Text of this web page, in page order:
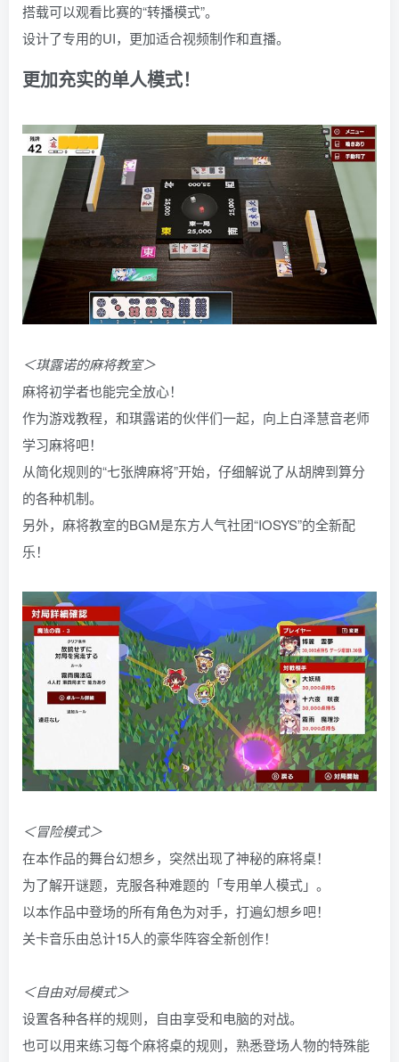
搭载可以观看比赛的“转播模式”。
设计了专用的UI，更加适合视频制作和直播。
更加充实的单人模式！
＜琪露诺的麻将教室＞
麻将初学者也能完全放心！
作为游戏教程，和琪露诺的伙伴们一起，向上白泽慧音老师
学习麻将吧！
从简化规则的“七张牌麻将”开始，仔细解说了从胡牌到算分
的各种机制。
另外，麻将教室的BGM是东方人气社团“IOSYS”的全新配
乐！
＜冒险模式＞
在本作品的舞台幻想乡，突然出现了神秘的麻将桌！
为了解开谜题，克服各种难题的「专用单人模式」。
以本作品中登场的所有角色为对手，打遍幻想乡吧！
关卡音乐由总计15人的豪华阵容全新创作！
＜自由对局模式＞
设置各种各样的规则，自由享受和电脑的对战。
也可以用来练习每个麻将桌的规则，熟悉登场人物的特殊能